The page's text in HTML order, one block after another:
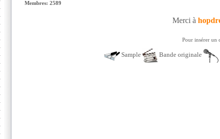
Membres: 2589
Merci à
Pour insérer un
Sample Bande originale